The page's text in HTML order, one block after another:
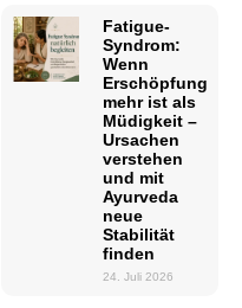
Fatigue-
Syndrom:
Wenn
Erschöpfung
mehr ist als
Müdigkeit –
Ursachen
verstehen
und mit
Ayurveda
neue
Stabilität
finden
24. Juli 2026